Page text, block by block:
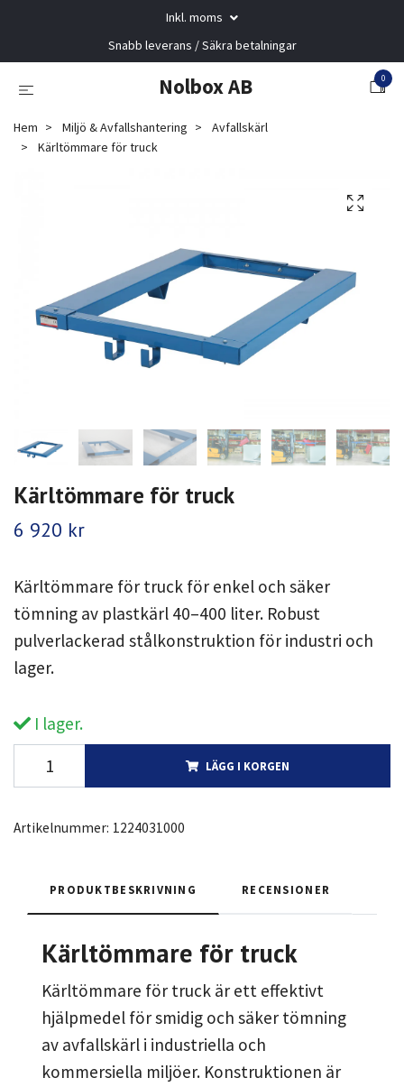
Inkl. moms
Snabb leverans / Säkra betalningar
Nolbox AB 0
Hem Miljö & Avfallshantering
Avfallskärl
Kärltömmare för truck
Kärltömmare för truck
6 920 kr
Kärltömmare för truck för enkel och säker
tömning av plastkärl 40–400 liter. Robust
pulverlackerad stålkonstruktion för industri och
lager.
I lager.
LÄGG I KORGEN
Artikelnummer: 1224031000
PRODUKTBESKRIVNING RECENSIONER
Kärltömmare för truck
Kärltömmare för truck är ett effektivt
hjälpmedel för smidig och säker tömning
av avfallskärl i industriella och
kommersiella miljöer. Konstruktionen är